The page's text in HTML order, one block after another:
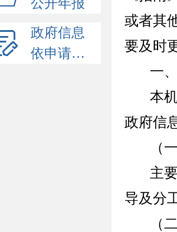
公开年报
政府信息
依申请公开
或者其
要及时
一
本
政府信
（
主
导及分
（